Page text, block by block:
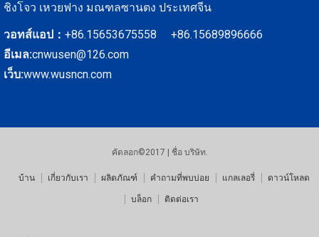
ชิงโจว เหวยฟาง มณฑลซานตง ประเทศจีน
วอทส์แอป： +86.15653675558 +86.15689896666
อีเมล:cnwusen@126.com
เว็บ:www.wusncn.com
คัดลอก©2017 | ชื่อ บริษัท.
บ้าน เกี่ยวกับเรา ผลิตภัณฑ์ คำถามที่พบบ่อย แกลเลอรี่ ดาวน์โหลด
บล็อก ติดต่อเรา